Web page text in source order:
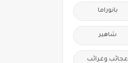
بانوراما
شاهير
عجائب وغرائب